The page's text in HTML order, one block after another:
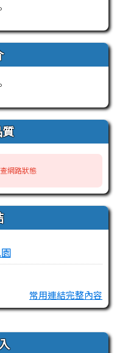
網路狀態
常用連結完整內容